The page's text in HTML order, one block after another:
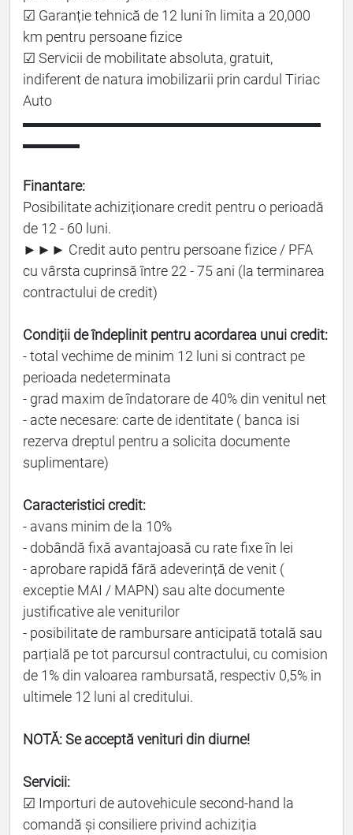
☑ Garanție tehnică de 12 luni în limita a 20,000
km pentru persoane fizice
☑ Servicii de mobilitate absoluta, gratuit,
indiferent de natura imobilizarii prin cardul Tiriac
Auto
▬▬▬▬▬▬▬▬▬▬▬▬▬▬▬▬▬▬▬▬▬
▬▬▬▬
Finantare:
Posibilitate achiziționare credit pentru o perioadă
de 12 - 60 luni.
►►► Credit auto pentru persoane fizice / PFA
cu vârsta cuprinsă între 22 - 75 ani (la terminarea
contractului de credit)
Condiții de îndeplinit pentru acordarea unui credit:
- total vechime de minim 12 luni si contract pe
perioada nedeterminata
- grad maxim de îndatorare de 40% din venitul net
- acte necesare: carte de identitate ( banca isi
rezerva dreptul pentru a solicita documente
suplimentare)
Caracteristici credit:
- avans minim de la 10%
- dobândă fixă avantajoasă cu rate fixe în lei
- aprobare rapidă fără adeverință de venit (
exceptie MAI / MAPN) sau alte documente
justificative ale veniturilor
- posibilitate de rambursare anticipată totală sau
parțială pe tot parcursul contractului, cu comision
de 1% din valoarea rambursată, respectiv 0,5% in
ultimele 12 luni al creditului.
NOTĂ: Se acceptă venituri din diurne!
Servicii:
☑ Importuri de autovehicule second-hand la
comandă și consiliere privind achiziția